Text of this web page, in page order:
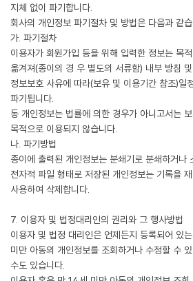
지체 없이 파기합니다.
회사의 개인정보 파기절차 및 방법은 다음과 같습
가. 파기절차
이용자가 회원가입 등을 위해 입력한 정보는 목
옮겨져(종이의 경 우 별도의 서류함) 내부 방침
정보보호 사유에 따라(보유 및 이용기간 참조)일
파기됩니다.
동 개인정보는 법률에 의한 경우가 아니고서는
목적으로 이용되지 않습니다.
나. 파기방법
종이에 출력된 개인정보는 분쇄기로 분쇄하거나
전자적 파일 형태로 저장된 개인정보는 기록을
사용하여 삭제합니다.
7. 이용자 및 법정대리인의 권리와 그 행사방법
이용자 및 법정 대리인은 언제든지 등록되어 있
미만 아동의 개인정보를 조회하거나 수정할 수
수도 있습니다.